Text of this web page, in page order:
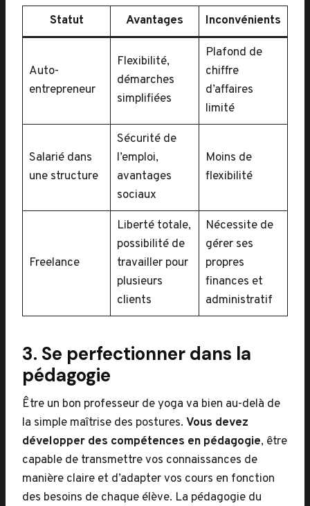
Statut Avantages Inconvénients
Auto-
entrepreneur
Flexibilité,
démarches
simplifiées
Plafond de
chiffre
d’affaires
limité
Salarié dans
une structure
Sécurité de
l’emploi,
avantages
sociaux
Moins de
flexibilité
Freelance
Liberté totale,
possibilité de
travailler pour
plusieurs
clients
Nécessite de
gérer ses
propres
finances et
administratif
3. Se perfectionner dans la
pédagogie
Être un bon professeur de yoga va bien au-delà de
la simple maîtrise des postures. Vous devez
développer des compétences en pédagogie, être
capable de transmettre vos connaissances de
manière claire et d’adapter vos cours en fonction
des besoins de chaque élève. La pédagogie du